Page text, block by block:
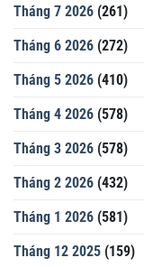
Tháng 7 2026 (261)
Tháng 6 2026 (272)
Tháng 5 2026 (410)
Tháng 4 2026 (578)
Tháng 3 2026 (578)
Tháng 2 2026 (432)
Tháng 1 2026 (581)
Tháng 12 2025 (159)